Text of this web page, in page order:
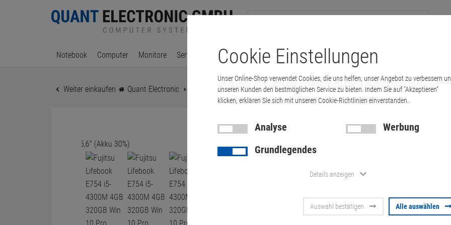
Notebook Computer Monitore Server & Workstation Drucker & Kopierer Kabel Multimedia & HDTV
Weiter einkaufen Quant Electronic Fujitsu Lifebook E754 i5-4300M 4GB 320GB Win 10 P…
Fujitsu
4300M 4GB
15,6" (Akku
Artikel-Nummer:10070127
Cookie Einstellungen
Unser Online-Shop verwendet Cookies, die uns helfen, unser Angebot zu verbessern
unseren Kunden den bestmöglichen Service zu bieten. Indem Sie auf "Akzeptieren"
klicken, erklären Sie sich mit unseren Cookie-Richtlinien einverstanden.
Analyse
Werbung
Grundlegendes
Details anzeigen
Auswahl bestätigen Alle auswählen